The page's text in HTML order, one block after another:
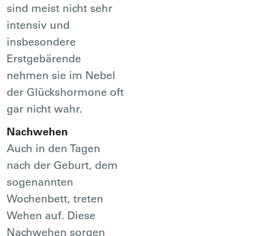
sind meist nicht sehr
intensiv und
insbesondere
Erstgebärende
nehmen sie im Nebel
der Glückshormone oft
gar nicht wahr.
Nachwehen
Auch in den Tagen
nach der Geburt, dem
sogenannten
Wochenbett, treten
Wehen auf. Diese
Nachwehen sorgen